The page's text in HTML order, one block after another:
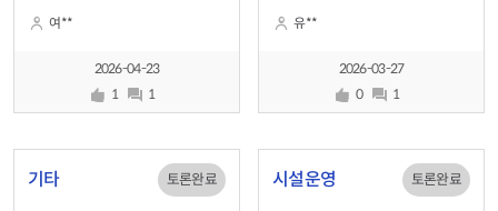
스포츠센터 신봉자입니다하지만 늘
무료주차이용권이없어서
입니다주차 오쳔원할인권이라고
해서. 3시간을 이용하던 10시간을
할인권입니다시설이용하고
오래머무시는분들에게는 좋을
여**
2026-04-23
1
1
운영하는 ‘올림픽수영장’이 2026년
(09:00~11:50)를 ‘여성 전용’으로
지정하여 남성 시민의 이용을 원천
배제하고 있는 작금의 사태에 대해
이를 명백
유**
2026-03-27
0
1
기타 토론완료 시설운영 토론완료